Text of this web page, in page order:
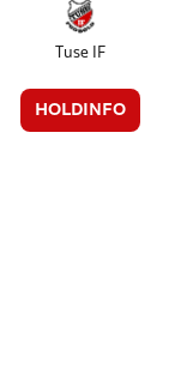
Tuse IF
HOLDINFO